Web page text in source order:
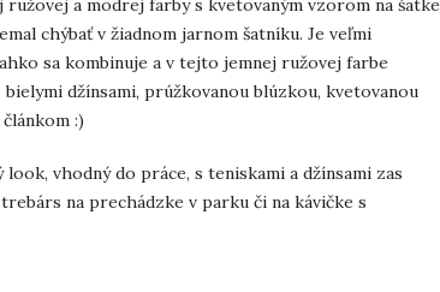
a modrej farby s kvetovaným vzorom na šatke
chýbať v žiadnom jarnom šatníku. Je veľmi
sa kombinuje a v tejto jemnej ružovej farbe
džínsami, prúžkovanou blúzkou, kvetovanou
:)
vhodný do práce, s teniskami a džínsami zas
na prechádzke v parku či na kávičke s